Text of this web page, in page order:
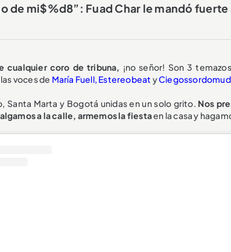
de mi$%d8”: Fuad Char le mandó fuerte
cualquier coro de tribuna, ¡no señor! Son 3
voces de María Fuell, Estereobeat y
Santa Marta y Bogotá unidas en un solo grito. Nos
a la calle, armemos la fiestaen la casa y